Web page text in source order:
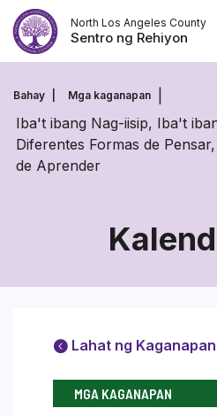
Skip
to
content
North Los Angeles County
Sentro ng Rehiyon
Bahay Mga kaganapan
Iba't ibang Nag-iisip, Iba't
Diferentes Formas de
de Aprender
Lahat ng Kaganapan
MGA KAGANAPAN